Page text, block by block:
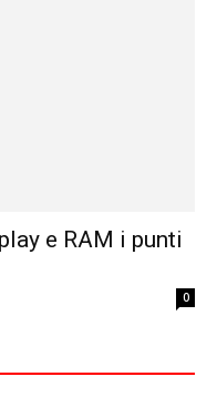
e RAM i punti
0